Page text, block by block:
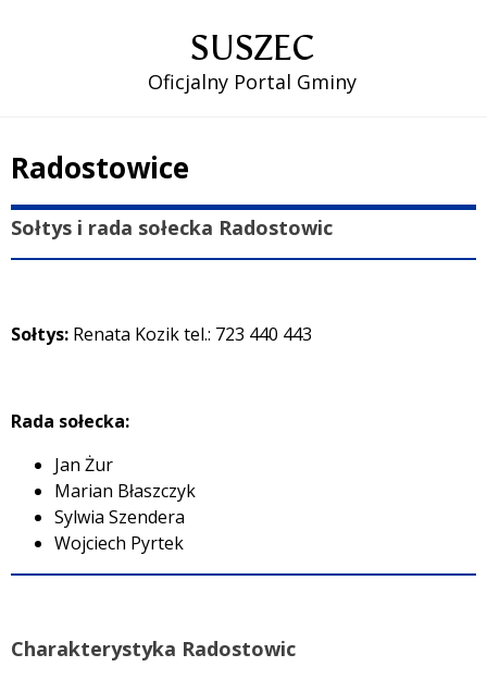
SUSZEC
Oficjalny Portal Gminy
Radostowice
Treść
Sołtys i rada sołecka Radostowic
Sołtys: Renata Kozik tel.: 723 440 443
Rada sołecka:
Jan Żur
Marian Błaszczyk
Sylwia Szendera
Wojciech Pyrtek
Charakterystyka Radostowic